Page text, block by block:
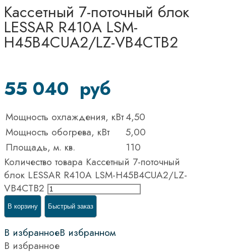
Кассетный 7-поточный блок
LESSAR R410A LSM-
H45B4CUA2/LZ-VB4CТВ2
55 040 руб
Мощность охлаждения, кВт4,50
Мощность обогрева, кВт
5,00
Площадь, м. кв.
110
Количество товара Кассетный 7-поточный
блок LESSAR R410A LSM-H45B4CUA2/LZ-
VB4CТВ2
В корзину Быстрый заказ
В избранноеВ избранном
В избранное